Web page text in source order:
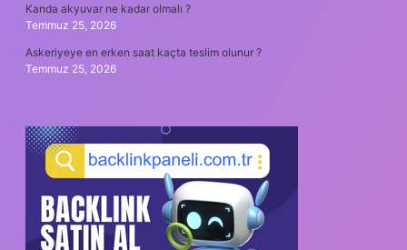
Kanda akyuvar ne kadar olmalı ?
Temmuz 25, 2026
Askeriyeye en erken saat kaçta teslim olunur ?
Temmuz 25, 2026